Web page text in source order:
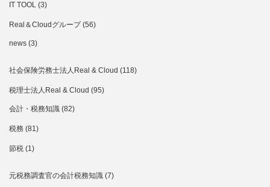
IT TOOL (3)
Real＆Cloudグループ(56)
news (3)
社会保険労務士法人Real & Cloud (118)
税理士法人Real & Cloud (95)
会計・税務知識 (82)
税務 (81)
節税 (1)
元税務調査官の会計税務知識 (7)